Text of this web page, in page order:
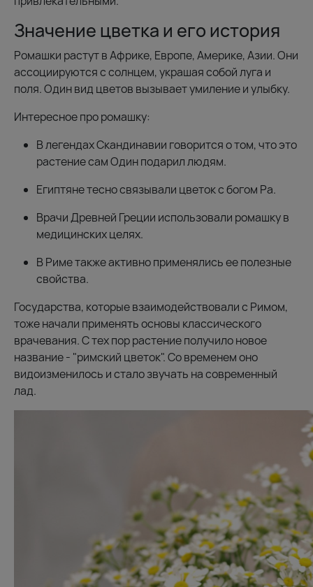
Значение цветка и его история
Ромашки растут в Африке, Европе, Америке, Азии. Они
ассоциируются с солнцем, украшая собой луга и
поля. Один вид цветов вызывает умиление и улыбку.
Интересное про ромашку:
В легендах Скандинавии говорится о том, что это
растение сам Один подарил людям.
Египтяне тесно связывали цветок с богом Ра.
Врачи Древней Греции использовали ромашку в
медицинских целях.
В Риме также активно применялись ее полезные
свойства.
Государства, которые взаимодействовали с Римом,
тоже начали применять основы классического
врачевания. С тех пор растение получило новое
название - "римский цветок". Со временем оно
видоизменилось и стало звучать на современный
лад.